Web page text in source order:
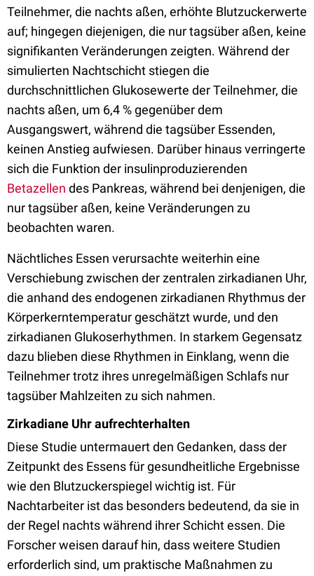
Teilnehmer, die nachts aßen, erhöhte Blutzuckerwerte
auf; hingegen diejenigen, die nur tagsüber aßen, keine
signifikanten Veränderungen zeigten. Während der
simulierten Nachtschicht stiegen die
durchschnittlichen Glukosewerte der Teilnehmer, die
nachts aßen, um 6,4 % gegenüber dem
Ausgangswert, während die tagsüber Essenden,
keinen Anstieg aufwiesen. Darüber hinaus verringerte
sich die Funktion der insulinproduzierenden
Betazellen des Pankreas, während bei denjenigen, die
nur tagsüber aßen, keine Veränderungen zu
beobachten waren.
Nächtliches Essen verursachte weiterhin eine
Verschiebung zwischen der zentralen zirkadianen Uhr,
die anhand des endogenen zirkadianen Rhythmus der
Körperkerntemperatur geschätzt wurde, und den
zirkadianen Glukoserhythmen. In starkem Gegensatz
dazu blieben diese Rhythmen in Einklang, wenn die
Teilnehmer trotz ihres unregelmäßigen Schlafs nur
tagsüber Mahlzeiten zu sich nahmen.
Zirkadiane Uhr aufrechterhalten
Diese Studie untermauert den Gedanken, dass der
Zeitpunkt des Essens für gesundheitliche Ergebnisse
wie den Blutzuckerspiegel wichtig ist. Für
Nachtarbeiter ist das besonders bedeutend, da sie in
der Regel nachts während ihrer Schicht essen. Die
Forscher weisen darauf hin, dass weitere Studien
erforderlich sind, um praktische Maßnahmen zu